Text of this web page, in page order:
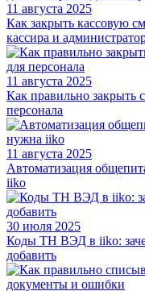
11 августа 2025
Как закрыть кассовую
кассира и
11 августа 2025
Как правильно закрыть
персонала
11 августа 2025
Автоматизация
iiko
30 июля 2025
Коды ТН ВЭД в iiko:
добавить